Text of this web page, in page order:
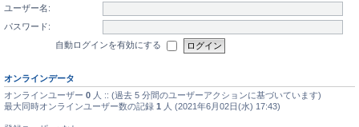
ユーザー名:
パスワード:
自動ログインを有効にする
オンラインデータ
オンラインユーザー 0 人 :: (過去 5 分間のユーザーアクションに基づいています)
最大同時オンラインユーザー数の記録 1 人 (2021年6月02日(水) 17:43)